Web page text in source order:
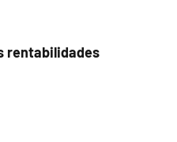
rentabilidades